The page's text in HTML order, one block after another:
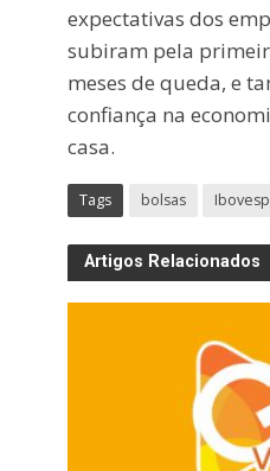
expectativas dos
subiram pela
meses de queda, e
confiança na
casa.
Tags bolsas
Artigos Relacionados